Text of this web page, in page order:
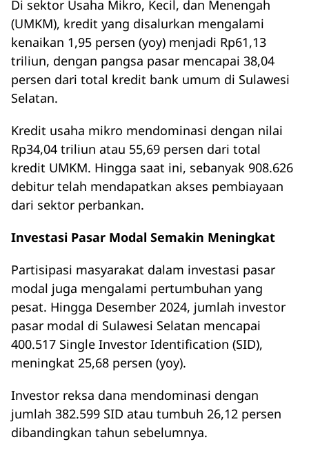
Di sektor Usaha Mikro, Kecil, dan Menengah
(UMKM), kredit yang disalurkan mengalami
kenaikan 1,95 persen (yoy) menjadi Rp61,13
triliun, dengan pangsa pasar mencapai 38,04
persen dari total kredit bank umum di Sulawesi
Selatan.
Kredit usaha mikro mendominasi dengan nilai
Rp34,04 triliun atau 55,69 persen dari total
kredit UMKM. Hingga saat ini, sebanyak 908.626
debitur telah mendapatkan akses pembiayaan
dari sektor perbankan.
Investasi Pasar Modal Semakin Meningkat
Partisipasi masyarakat dalam investasi pasar
modal juga mengalami pertumbuhan yang
pesat. Hingga Desember 2024, jumlah investor
pasar modal di Sulawesi Selatan mencapai
400.517 Single Investor Identification (SID),
meningkat 25,68 persen (yoy).
Investor reksa dana mendominasi dengan
jumlah 382.599 SID atau tumbuh 26,12 persen
dibandingkan tahun sebelumnya.